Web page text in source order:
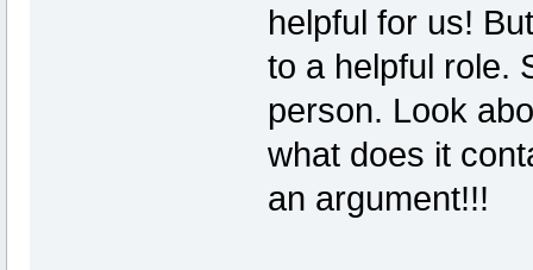
helpful for us!
to a helpful role.
person. Look
what does it
an argument!!!